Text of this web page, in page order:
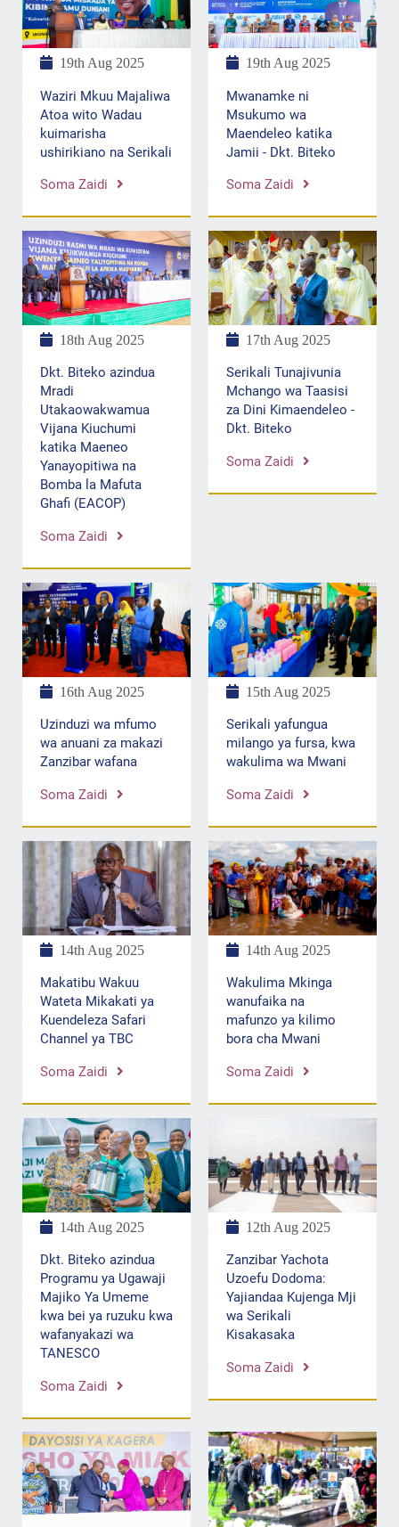
19th Aug 2025
Waziri Mkuu Majaliwa
Atoa wito Wadau
kuimarisha
ushirikiano na Serikali
Soma Zaidi
19th Aug 2025
Mwanamke ni
Msukumo wa
Maendeleo katika
Jamii - Dkt. Biteko
Soma Zaidi
18th Aug 2025
Dkt. Biteko azindua
Mradi
Utakaowakwamua
Vijana Kiuchumi
katika Maeneo
Yanayopitiwa na
Bomba la Mafuta
Ghafi (EACOP)
Soma Zaidi
17th Aug 2025
Serikali Tunajivunia
Mchango wa Taasisi
za Dini Kimaendeleo -
Dkt. Biteko
Soma Zaidi
16th Aug 2025
Uzinduzi wa mfumo
wa anuani za makazi
Zanzibar wafana
Soma Zaidi
15th Aug 2025
Serikali yafungua
milango ya fursa, kwa
wakulima wa Mwani
Soma Zaidi
14th Aug 2025
Makatibu Wakuu
Wateta Mikakati ya
Kuendeleza Safari
Channel ya TBC
Soma Zaidi
14th Aug 2025
Wakulima Mkinga
wanufaika na
mafunzo ya kilimo
bora cha Mwani
Soma Zaidi
14th Aug 2025
Dkt. Biteko azindua
Programu ya Ugawaji
Majiko Ya Umeme
kwa bei ya ruzuku kwa
wafanyakazi wa
TANESCO
Soma Zaidi
12th Aug 2025
Zanzibar Yachota
Uzoefu Dodoma:
Yajiandaa Kujenga Mji
wa Serikali
Kisakasaka
Soma Zaidi